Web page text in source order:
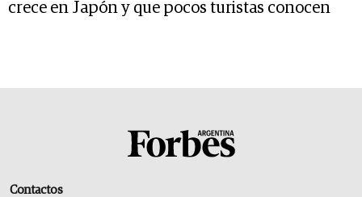
crece en Japón y que pocos turistas conocen
Contactos